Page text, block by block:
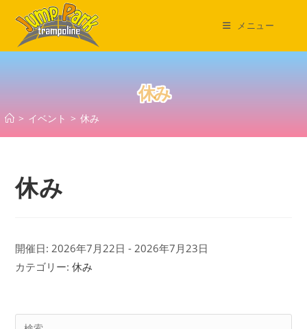
ス
メニュー
休み
> イベント > 休み
休み
開催日: 2026年7月22日 - 2026年7月23日
カテゴリー:休み